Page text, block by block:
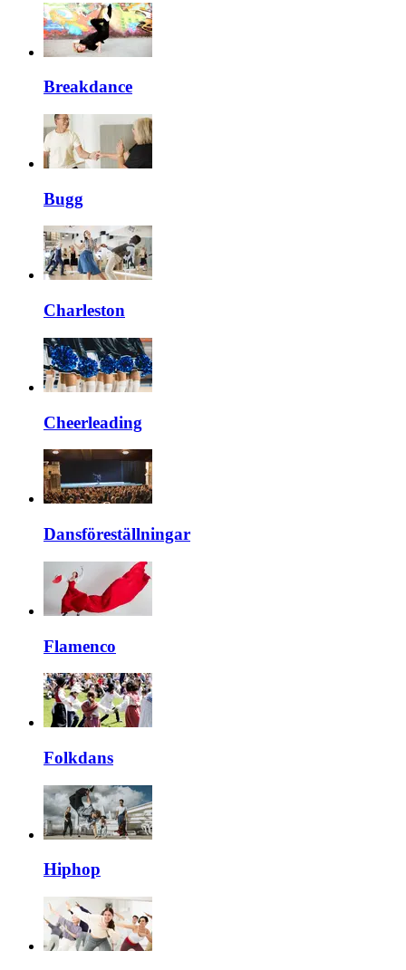
Breakdance
Bugg
Charleston
Cheerleading
Dansföreställningar
Flamenco
Folkdans
Hiphop